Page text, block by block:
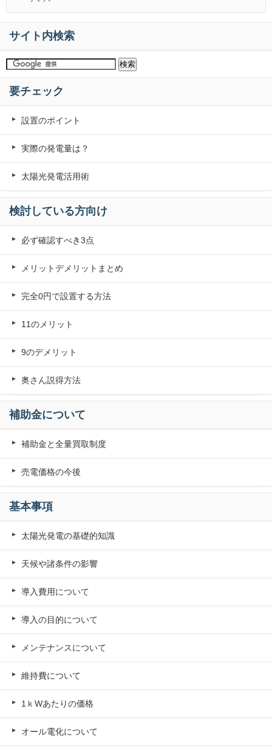
サイト内検索
要チェック
設置のポイント
実際の発電量は？
太陽光発電活用術
検討している方向け
必ず確認すべき3点
メリットデメリットまとめ
完全0円で設置する方法
11のメリット
9のデメリット
奥さん説得方法
補助金について
補助金と全量買取制度
売電価格の今後
基本事項
太陽光発電の基礎的知識
天候や諸条件の影響
導入費用について
導入の目的について
メンテナンスについて
維持費について
1ｋWあたりの価格
オール電化について